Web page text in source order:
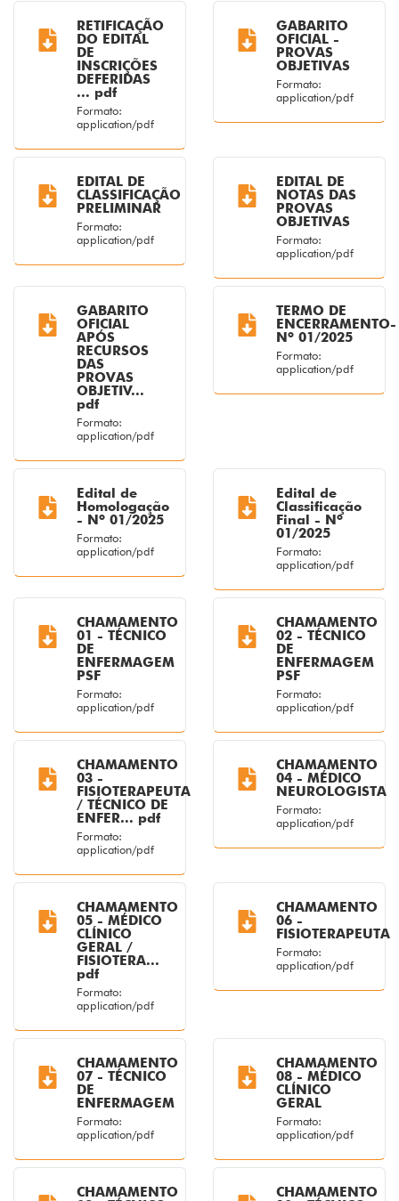
RETIFICAÇÃO
DO EDITAL
DE
INSCRIÇÕES
DEFERIDAS
... pdf
Formato:
application/pdf
GABARITO
OFICIAL -
PROVAS
OBJETIVAS
Formato:
application/pdf
EDITAL DE
CLASSIFICAÇÃO
PRELIMINAR
Formato:
application/pdf
EDITAL DE
NOTAS DAS
PROVAS
OBJETIVAS
Formato:
application/pdf
GABARITO
OFICIAL
APÓS
RECURSOS
DAS
PROVAS
OBJETIV...
pdf
Formato:
application/pdf
TERMO DE
ENCERRAMENTO-
Nº 01/2025
Formato:
application/pdf
Edital de
Homologação
- Nº 01/2025
Formato:
application/pdf
Edital de
Classificação
Final - Nº
01/2025
Formato:
application/pdf
CHAMAMENTO
01 - TÉCNICO
DE
ENFERMAGEM
PSF
Formato:
application/pdf
CHAMAMENTO
02 - TÉCNICO
DE
ENFERMAGEM
PSF
Formato:
application/pdf
CHAMAMENTO
03 -
FISIOTERAPEUTA
/ TÉCNICO DE
ENFER... pdf
Formato:
application/pdf
CHAMAMENTO
04 - MÉDICO
NEUROLOGISTA
Formato:
application/pdf
CHAMAMENTO
05 - MÉDICO
CLÍNICO
GERAL /
FISIOTERA...
pdf
Formato:
application/pdf
CHAMAMENTO
06 -
FISIOTERAPEUTA
Formato:
application/pdf
CHAMAMENTO
07 - TÉCNICO
DE
ENFERMAGEM
Formato:
application/pdf
CHAMAMENTO
08 - MÉDICO
CLÍNICO
GERAL
Formato:
application/pdf
CHAMAMENTO
CHAMAMENTO